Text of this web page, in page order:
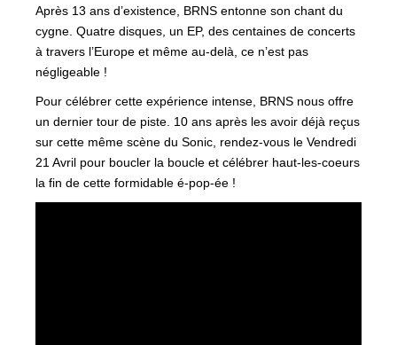
Après 13 ans d’existence, BRNS entonne son chant du
cygne. Quatre disques, un EP, des centaines de concerts
à travers l’Europe et même au-delà, ce n’est pas
négligeable !
Pour célébrer cette expérience intense, BRNS nous offre
un dernier tour de piste. 10 ans après les avoir déjà reçus
sur cette même scène du Sonic, rendez-vous le Vendredi
21 Avril pour boucler la boucle et célébrer haut-les-coeurs
la fin de cette formidable é-pop-ée !